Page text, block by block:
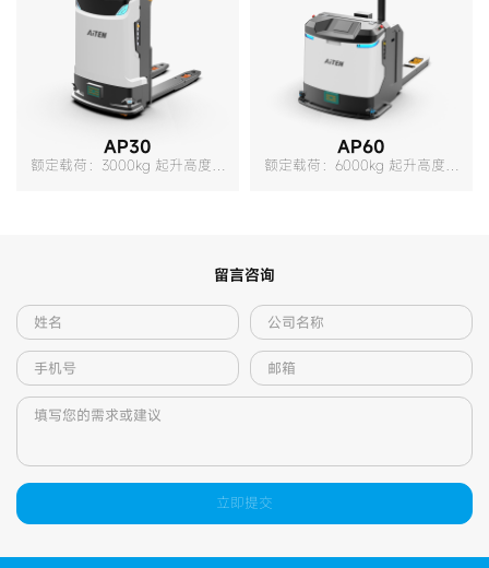
AP30
额定载荷：3000kg 起升高度：
AP60
额定载荷：6000kg 起升高度：
留言咨询
立即提交